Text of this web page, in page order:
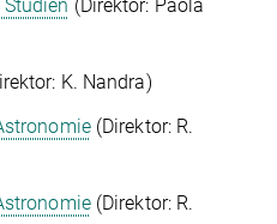
(Direktor: Paola
K. Nandra)
(Direktor: R.
(Direktor: R.